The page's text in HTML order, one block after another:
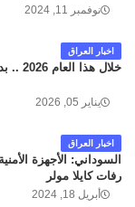
داخل مطار البصرة
كان سبب الحادث يعود
تابعة لشركة الهلال
سائلين الله عز وجل ان
نوفمبر 11, 2024
اخبار العراق
خلال هذا العام 2026 .. بدء بتشغيل ميناء الفاو الكبير .
يناير 05, 2026
اخبار العراق
السوداني: الأجهزة
رفات كايلا مولر
أبريل 18, 2024